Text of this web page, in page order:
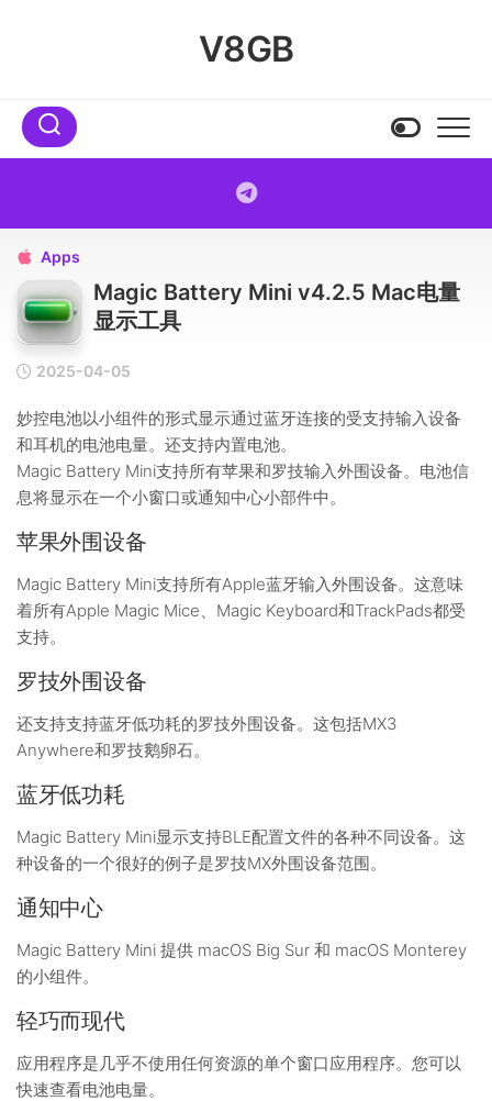
V8GB
 Apps
Magic Battery Mini v4.2.5 Mac电量
显示工具
2025-04-05
妙控电池以小组件的形式显示通过蓝牙连接的受支持输入设备
和耳机的电池电量。还支持内置电池。
Magic Battery Mini支持所有苹果和罗技输入外围设备。电池信
息将显示在一个小窗口或通知中心小部件中。
苹果外围设备
Magic Battery Mini支持所有Apple蓝牙输入外围设备。这意味
着所有Apple Magic Mice、Magic Keyboard和TrackPads都受
支持。
罗技外围设备
还支持支持蓝牙低功耗的罗技外围设备。这包括MX3
Anywhere和罗技鹅卵石。
蓝牙低功耗
Magic Battery Mini显示支持BLE配置文件的各种不同设备。这
种设备的一个很好的例子是罗技MX外围设备范围。
通知中心
Magic Battery Mini 提供 macOS Big Sur 和 macOS Monterey
的小组件。
轻巧而现代
应用程序是几乎不使用任何资源的单个窗口应用程序。您可以
快速查看电池电量。